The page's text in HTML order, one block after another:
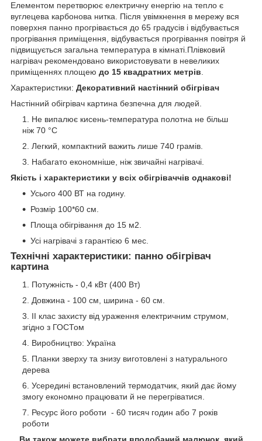
Елементом перетворює електричну енергію на тепло є
вуглецева карбонова нитка. Після увімкнення в мережу вся
поверхня панно прогрівається до 65 градусів і відбувається
прогрівання приміщення, відбувається прогрівання повітря й
підвищується загальна температура в кімнаті.Плівковий
нагрівач рекомендовано використовувати в невеликих
приміщеннях площею до 15 квадратних метрів.
Характеристики: Декоративний настінний обігрівач
Настінний обігрівач картина безпечна для людей.
Не випалює кисень-температура полотна не більш
ніж 70 °C
Легкий, компактний важить лише 740 грамів.
Набагато економніше, ніж звичайні нагрівачі.
Якість і характеристики у всіх обігріваччів однакові!
Усього 400 ВТ на годину.
Розмір 100*60 см.
Площа обігрівання до 15 м2.
Усі нагрівачі з гарантією 6 мес.
Технічні характеристики: панно обігрівач
картина
Потужність - 0,4 кВт (400 Вт)
Довжина - 100 см, ширина - 60 см.
II клас захисту від ураження електричним струмом,
згідно з ГОСТом
Виробництво: Україна
Планки зверху та знизу виготовлені з натурального
дерева
Усередині встановлений термодатчик, який дає йому
змогу економно працювати й не перегріватися.
Ресурс його роботи - 60 тисяч годин або 7 років
роботи